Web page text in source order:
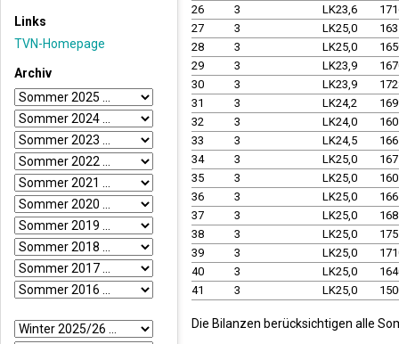
Links
TVN-Homepage
Archiv
26
3 LK23,6
27
3 LK25,0
28
3 LK25,0
29
3 LK23,9
30
3 LK23,9
31
3 LK24,2
32
3 LK24,0
33
3 LK24,5
34
3 LK25,0
35
3 LK25,0
36
3 LK25,0
37
3 LK25,0
38
3 LK25,0
39
3 LK25,0
40
3 LK25,0
41
3 LK25,0
Die Bilanzen berücksichtigen alle